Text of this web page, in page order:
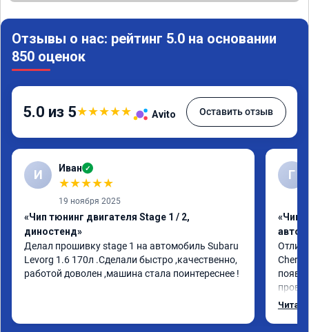
Отзывы о нас: рейтинг 5.0 на основании
850 оценок
5.0 из 5★★★★★ Avito Оставить отзыв
И Иван ✓
★★★★★
19 ноября 2025
«Чип тюнинг двигателя Stage 1 / 2,
диностенд»
Делал прошивку stage 1 на автомобиль Subaru
Levorg 1.6 170л .Сделали быстро ,качественно,
работой доволен ,машина стала поинтереснее !
Г
«Чип
Chery